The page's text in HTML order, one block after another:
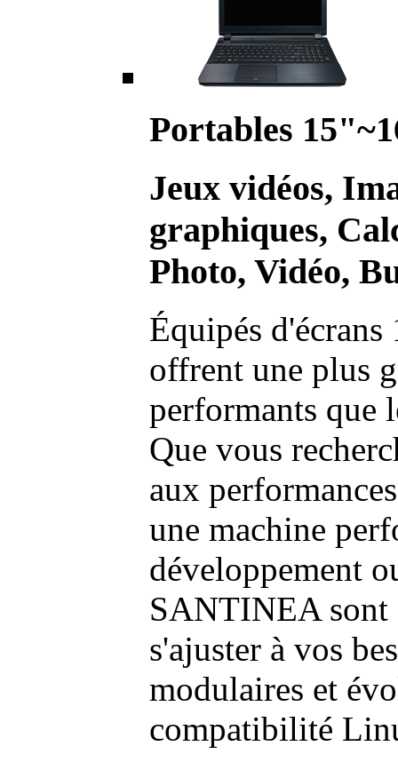
Portables
Jeux vidéos,
graphiques,
Photo, Vidéo,
Équipés
offrent une plus
performants que
Que vous
aux
une machine
développement
SANTINEA sont
s'ajuster à vos
modulaires et
compatibilité